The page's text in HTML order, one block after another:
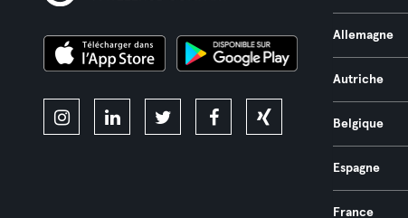
Allemagne
Autriche
Belgique
Espagne
France